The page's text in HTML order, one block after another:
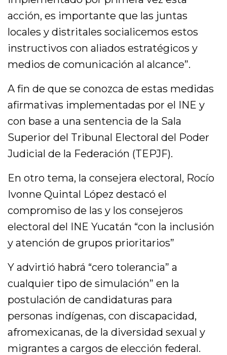
acción, es importante que las juntas
locales y distritales socialicemos estos
instructivos con aliados estratégicos y
medios de comunicación al alcance”.
A fin de que se conozca de estas medidas
afirmativas implementadas por el INE y
con base a una sentencia de la Sala
Superior del Tribunal Electoral del Poder
Judicial de la Federación (TEPJF).
En otro tema, la consejera electoral, Rocío
Ivonne Quintal López destacó el
compromiso de las y los consejeros
electoral del INE Yucatán “con la inclusión
y atención de grupos prioritarios”
Y advirtió habrá “cero tolerancia” a
cualquier tipo de simulación” en la
postulación de candidaturas para
personas indígenas, con discapacidad,
afromexicanas, de la diversidad sexual y
migrantes a cargos de elección federal.